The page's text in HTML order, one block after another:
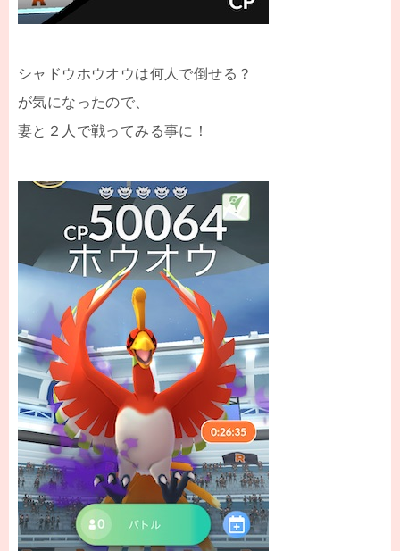
シャドウホウオウは何人で倒せる？
が気になったので、
妻と２人で戦ってみる事に！